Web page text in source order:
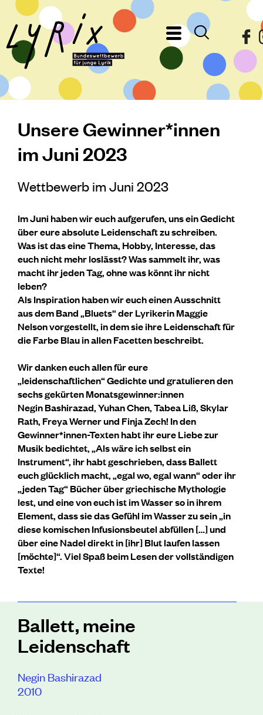
Unsere Gewinner*innen
im Juni 2023
Wettbewerb im Juni 2023
Im Juni haben wir euch aufgerufen, uns ein Gedicht
über eure absolute Leidenschaft zu schreiben.
Was ist das eine Thema, Hobby, Interesse, das
euch nicht mehr loslässt? Was sammelt ihr, was
macht ihr jeden Tag, ohne was könnt ihr nicht
leben?
Als Inspiration haben wir euch einen Ausschnitt
aus dem Band „Bluets“ der Lyrikerin Maggie
Nelson vorgestellt, in dem sie ihre Leidenschaft für
die Farbe Blau in allen Facetten beschreibt.
Wir danken euch allen für eure
„leidenschaftlichen“ Gedichte und gratulieren den
sechs gekürten Monatsgewinner:innen
Negin Bashirazad, Yuhan Chen, Tabea Liß, Skylar
Rath, Freya Werner und Finja Zech! In den
Gewinner*innen-Texten habt ihr eure Liebe zur
Musik bedichtet, „Als wäre ich selbst ein
Instrument“, ihr habt geschrieben, dass Ballett
euch glücklich macht, „egal wo, egal wann“ oder ihr
„jeden Tag“ Bücher über griechische Mythologie
lest, und eine von euch ist im Wasser so in ihrem
Element, dass sie das Gefühl im Wasser zu sein „in
diese komischen Infusionsbeutel abfüllen […] und
über eine Nadel direkt in [ihr] Blut laufen lassen
[möchte]“. Viel Spaß beim Lesen der vollständigen
Texte!
Ballett, meine
Leidenschaft
Negin Bashirazad
2010